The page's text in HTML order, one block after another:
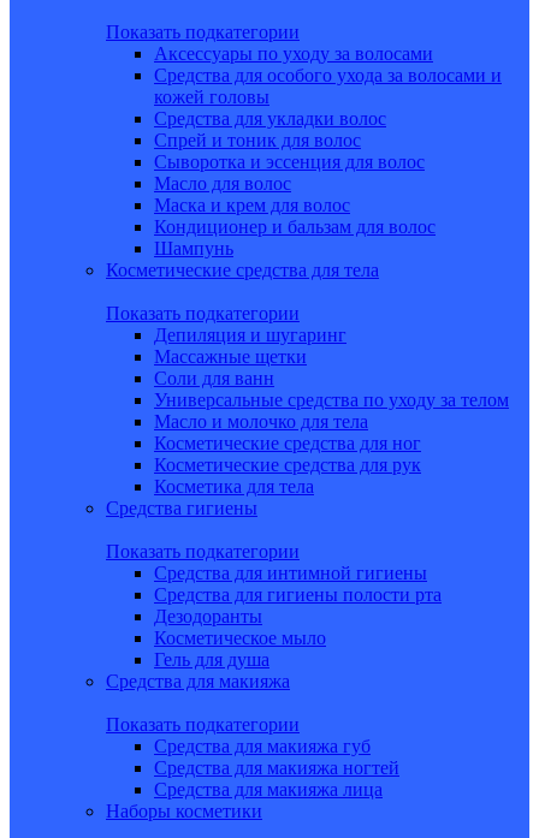
Показать подкатегории
Аксессуары по уходу за волосами
Средства для особого ухода за волосами и
кожей головы
Средства для укладки волос
Спрей и тоник для волос
Сыворотка и эссенция для волос
Масло для волос
Маска и крем для волос
Кондиционер и бальзам для волос
Шампунь
Косметические средства для тела
Показать подкатегории
Депиляция и шугаринг
Массажные щетки
Соли для ванн
Универсальные средства по уходу за телом
Масло и молочко для тела
Косметические средства для ног
Косметические средства для рук
Косметика для тела
Средства гигиены
Показать подкатегории
Средства для интимной гигиены
Средства для гигиены полости рта
Дезодоранты
Косметическое мыло
Гель для душа
Средства для макияжа
Показать подкатегории
Средства для макияжа губ
Средства для макияжа ногтей
Средства для макияжа лица
Наборы косметики